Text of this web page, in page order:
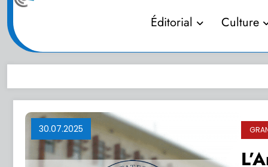
Éditorial Culture
30.07.2025